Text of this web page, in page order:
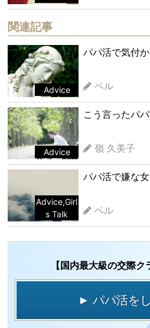
関連記事
Advice
パパ活で気付
ベル
Advice
こう言ったパ
嶺 久美子
Advice,Girl
s Talk
パパ活で嫌な
ベル
【国内最大級の交際ク
► パパ活を